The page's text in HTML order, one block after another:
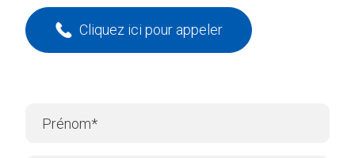
Cliquez ici pour appeler